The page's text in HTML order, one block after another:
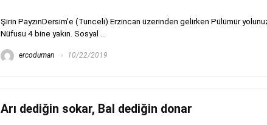
Şirin PayzınDersim'e (Tunceli) Erzincan üzerinden gelirken Pülümür
Nüfusu 4 bine yakın. Sosyal ...
ercoduman 10/22/2019
Arı dediğin sokar, Bal dediğin donar